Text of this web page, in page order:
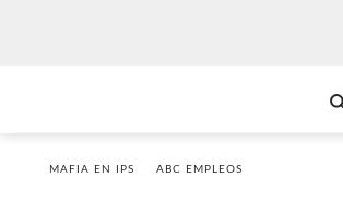
MAFIA EN IPS ABC EMPLEOS